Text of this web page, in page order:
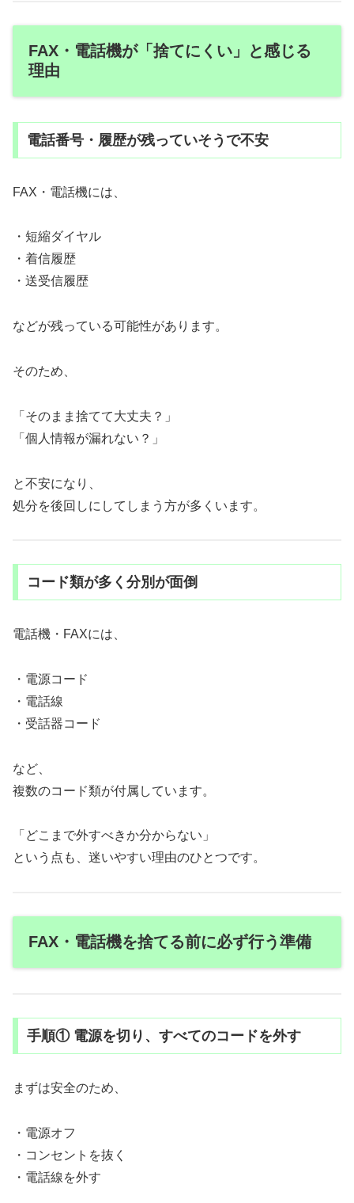
FAX・電話機が「捨てにくい」と感じる
理由
電話番号・履歴が残っていそうで不安
FAX・電話機には、
・短縮ダイヤル
・着信履歴
・送受信履歴
などが残っている可能性があります。
そのため、
「そのまま捨てて大丈夫？」
「個人情報が漏れない？」
と不安になり、
処分を後回しにしてしまう方が多くいます。
コード類が多く分別が面倒
電話機・FAXには、
・電源コード
・電話線
・受話器コード
など、
複数のコード類が付属しています。
「どこまで外すべきか分からない」
という点も、迷いやすい理由のひとつです。
FAX・電話機を捨てる前に必ず行う準備
手順① 電源を切り、すべてのコードを外す
まずは安全のため、
・電源オフ
・コンセントを抜く
・電話線を外す